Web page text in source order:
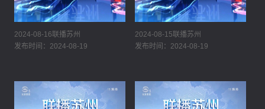
2024-08-16联播苏州
发布时间：2024-08-19
2024-08-15联播苏州
发布时间：2024-08-19